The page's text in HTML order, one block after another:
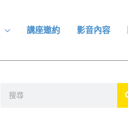
講座邀約 影音內容